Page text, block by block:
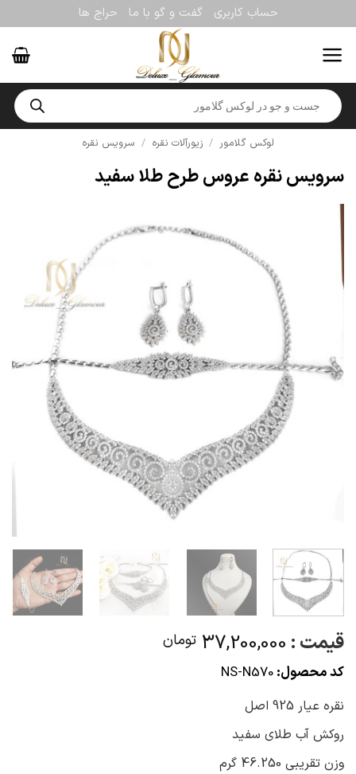
to
content
حساب کاربری گفت و گو با ما حراج ها
Products
search
لوکس گلامور / زیورآلات نقره / سرویس نقره
سرویس نقره عروس طرح طلا سفید
قیمت : 37,200,000 تومان
کد محصول:NS-N570
نقره عیار 925 اصل
روکش آب طلای سفید
وزن تقریبی 46.250 گرم